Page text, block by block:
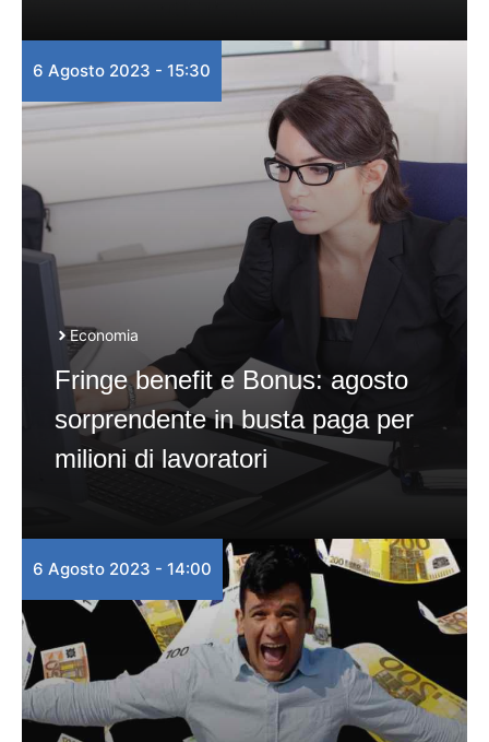
6 Agosto 2023 - 15:30
Economia
Fringe benefit e Bonus: agosto
sorprendente in busta paga per
milioni di lavoratori
6 Agosto 2023 - 14:00